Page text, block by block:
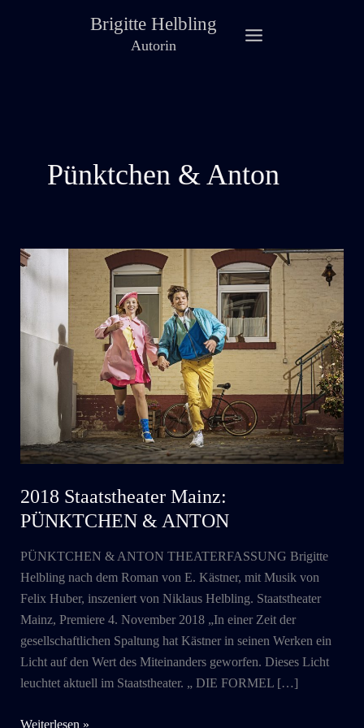
Brigitte Helbling
Autorin
Pünktchen & Anton
2018 Staatstheater Mainz:
PÜNKTCHEN & ANTON
PÜNKTCHEN & ANTON THEATERFASSUNG Brigitte
Helbling nach dem Roman von E. Kästner, mit Musik von
Felix Huber, inszeniert von Niklaus Helbling. Staatstheater
Mainz, Premiere 4. November 2018 „In einer Zeit der
gesellschaftlichen Spaltung hat Kästner in seinen Werken ein
Licht auf den Wert des Miteinanders geworfen. Dieses Licht
leuchtet aktuell im Staatstheater. „ DIE FORMEL […]
2018
Weiterlesen »